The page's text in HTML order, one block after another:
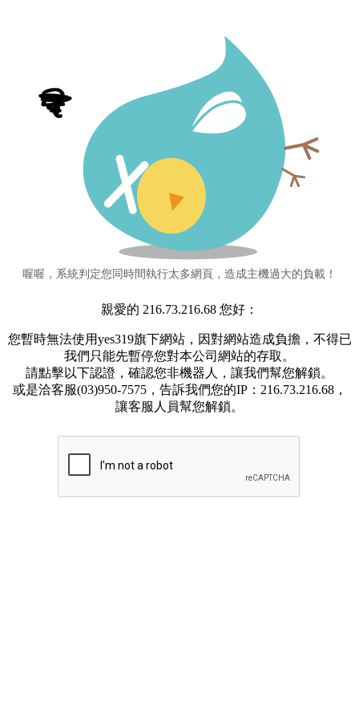
喔喔，系統判定您同時間執行太多網頁，造成主機過大的負載！
親愛的 216.73.216.68 您好：
您暫時無法使用yes319旗下網站，因對網站造成負擔，不得已
我們只能先暫停您對本公司網站的存取。
請點擊以下認證，確認您非機器人，讓我們幫您解鎖。
或是洽客服(03)950-7575，告訴我們您的IP：216.73.216.68，
讓客服人員幫您解鎖。